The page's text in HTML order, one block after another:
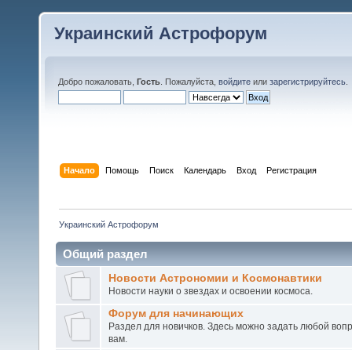
Украинский Астрофорум
Добро пожаловать, Гость . Пожалуйста, войдите или зарегистрируйтесь
Начало Помощь Поиск Календарь Вход Регистрация
Украинский Астрофорум
Общий раздел
Новости Астрономии и Космонавтики
Новости науки о звездах и освоении космоса.
Форум для начинающих
Раздел для новичков. Здесь можно задать любой
вам.